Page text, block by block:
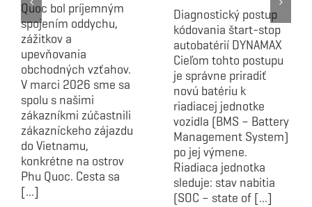
Quoc bol príjemným
spojením oddychu,
zážitkov a
upevňovania
obchodných vzťahov.
V marci 2026 sme sa
spolu s našimi
zákazníkmi zúčastnili
zákazníckeho zájazdu
do Vietnamu,
konkrétne na ostrov
Phu Quoc. Cesta sa
[...]
Diagnostický postup
kódovania štart-stop
autobatérií DYNAMAX
Cieľom tohto postupu
je správne priradiť
novú batériu k
riadiacej jednotke
vozidla (BMS – Battery
Management System)
po jej výmene.
Riadiaca jednotka
sleduje: stav nabitia
(SOC – state of [...]